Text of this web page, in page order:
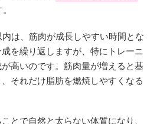
は、筋肉が成長しやすい時間とな
を繰り返しますが、特にトレーニ
高いのです。筋肉量が増えると基
それだけ脂肪を燃焼しやすくなる
とで自然と太らない体質になり、